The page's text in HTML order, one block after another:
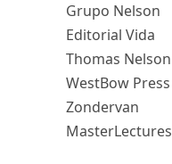
Grupo Nelson
Editorial Vida
Thomas Nelson
WestBow Press
Zondervan
MasterLectures